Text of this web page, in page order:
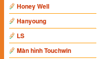
Honey Well
Hanyoung
LS
Màn hình Touchwin